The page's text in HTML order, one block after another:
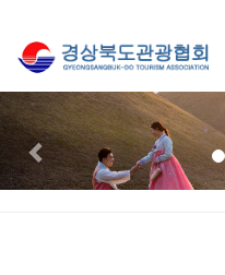
Previous